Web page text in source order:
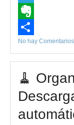
Telegram
Evernote
Compartir
No hay Comentarios
🧹